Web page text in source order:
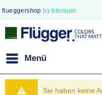
flueggershop by bioraum
Menü
Sie haben keine